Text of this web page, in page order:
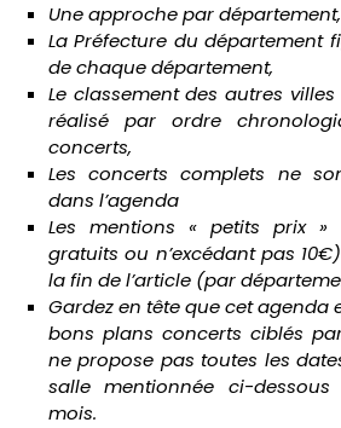
Une approche par
La Préfecture du département
de chaque département,
Le classement des autres
réalisé par ordre
concerts,
Les concerts complets ne
dans l’agenda
Les mentions « petits prix
gratuits ou n’excédant pas
la fin de l’article (par
Gardez en tête que cet agenda
bons plans concerts ciblés
ne propose pas toutes les
salle mentionnée ci-
mois.